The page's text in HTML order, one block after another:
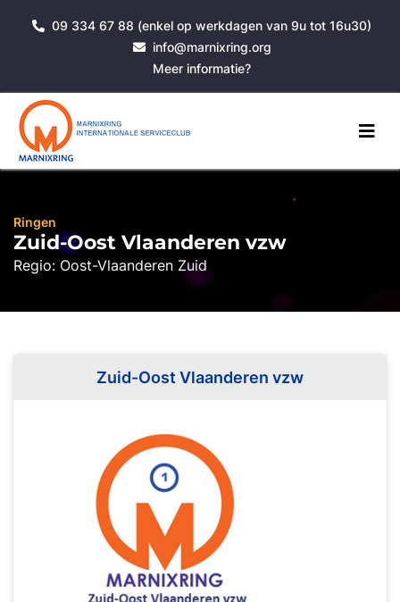
09 334 67 88 (enkel op werkdagen van 9u tot 16u30)
info@marnixring.org
Meer informatie?
Ringen
Zuid-Oost Vlaanderen vzw
Regio: Oost-Vlaanderen Zuid
Zuid-Oost Vlaanderen vzw